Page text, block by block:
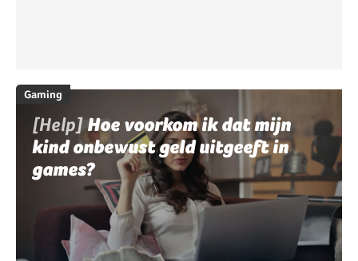
Gaming
[Help]Hoe voorkom ik dat mijn
kind onbewust geld uitgeeft in
games?